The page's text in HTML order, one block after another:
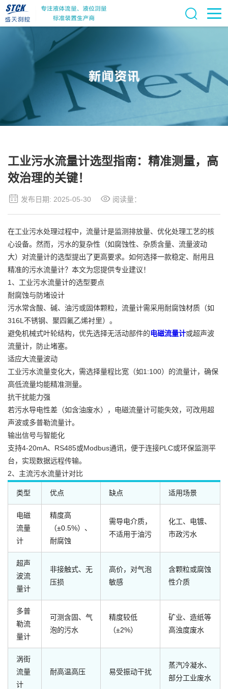
工业污水流量计选型指南：精准测量，高
效治理的关键！
发布日期: 2025-05-30 阅读量：
在工业污水处理过程中，流量计是监测排放量、优化处理工艺的核
心设备。然而，污水的复杂性（如腐蚀性、杂质含量、流量波动
大）对流量计的选型提出了更高要求。如何选择一款稳定、耐用且
精准的污水流量计？本文为您提供专业建议！
1、工业污水流量计的选型要点
耐腐蚀与防堵设计
污水常含酸、碱、油污或固体颗粒，流量计需采用耐腐蚀材质（如
316L不锈钢、聚四氟乙烯衬里）。
避免机械式叶轮结构，优先选择无活动部件的电磁流量计或超声波
流量计，防止堵塞。
适应大流量波动
工业污水流量变化大，需选择量程比宽（如1:100）的流量计，确保
高低流量均能精准测量。
抗干扰能力强
若污水导电性差（如含油废水），电磁流量计可能失效，可改用超
声波或多普勒流量计。
输出信号与智能化
支持4-20mA、RS485或Modbus通讯，便于连接PLC或环保监测平
台，实现数据远程传输。
2、主流污水流量计对比
类型 优点 缺点 适用场景
电磁
流量
计
精度高
（±0.5%）、
耐腐蚀
需导电介质，
不适用于油污
化工、电镀、
市政污水
超声
波流
量计
非接触式、无
压损
高价，对气泡
敏感
含颗粒或腐蚀
性介质
多普
勒流
量计
可测含固、气
泡的污水
精度较低
（±2%）
矿业、造纸等
高浊度废水
涡街
流量
计
耐高温高压 易受振动干扰
蒸汽冷凝水、
部分工业废水